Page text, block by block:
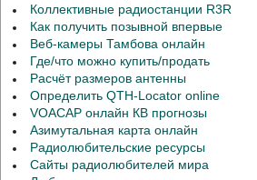
Коллективные радиостанции R3R
Как получить позывной впервые
Веб-камеры Тамбова онлайн
Где/что можно купить/продать
Расчёт размеров антенны
Определить QTH-Locator online
VOACAP онлайн КВ прогнозы
Азимутальная карта онлайн
Радиолюбительские ресурсы
Сайты радиолюбителей мира